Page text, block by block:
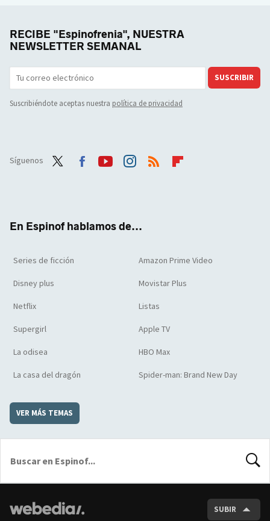
RECIBE "Espinofrenia", NUESTRA
NEWSLETTER SEMANAL
SUSCRIBIR
Suscribiéndote aceptas nuestra política de privacidad
Síguenos
En Espinof hablamos de...
Series de ficción Amazon Prime Video
Disney plus Movistar Plus
Netflix Listas
Supergirl Apple TV
La odisea HBO Max
La casa del dragón Spider-man: Brand New Day
VER MÁS TEMAS
SUBIR